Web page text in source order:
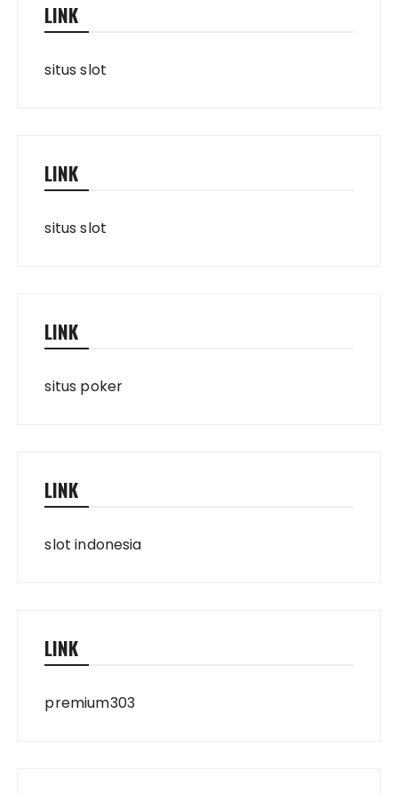
LINK
situs slot
LINK
situs slot
LINK
situs poker
LINK
slot indonesia
LINK
premium303